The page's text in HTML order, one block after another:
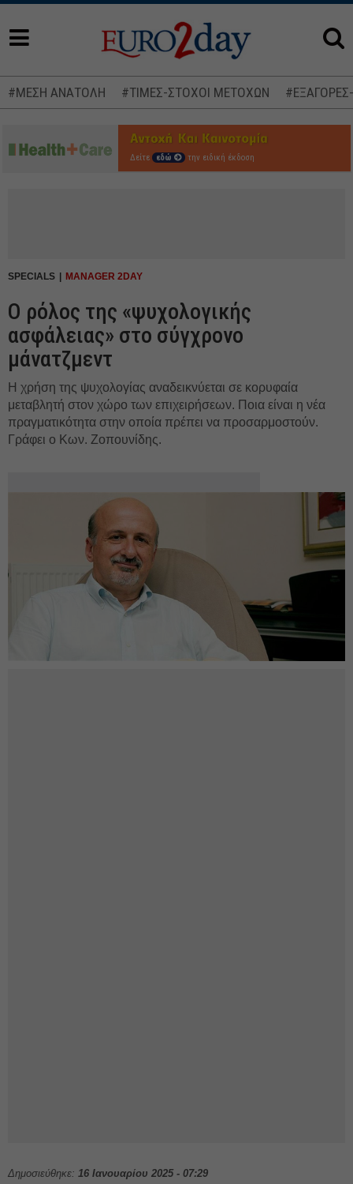
#ΜΕΣΗ ΑΝΑΤΟΛΗ #ΤΙΜΕΣ-ΣΤΟΧΟΙ ΜΕΤΟΧΩΝ
Δείτε εδώ την ειδική έκδοση
SPECIALS MANAGER 2DAY
Ο ρόλος της «ψυχολογικής
ασφάλειας» στο σύγχρονο
μάνατζμεντ
Η χρήση της ψυχολογίας αναδεικνύεται σε κορυφαία
μεταβλητή στον χώρο των επιχειρήσεων. Ποια είναι η νέα
πραγματικότητα στην οποία πρέπει να προσαρμοστούν.
Γράφει ο Κων. Ζοπουνίδης.
Δημοσιεύθηκε: 16 Ιανουαρίου 2025 - 07:29